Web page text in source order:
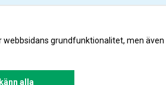
webbsidans grundfunktionalitet, men
alla